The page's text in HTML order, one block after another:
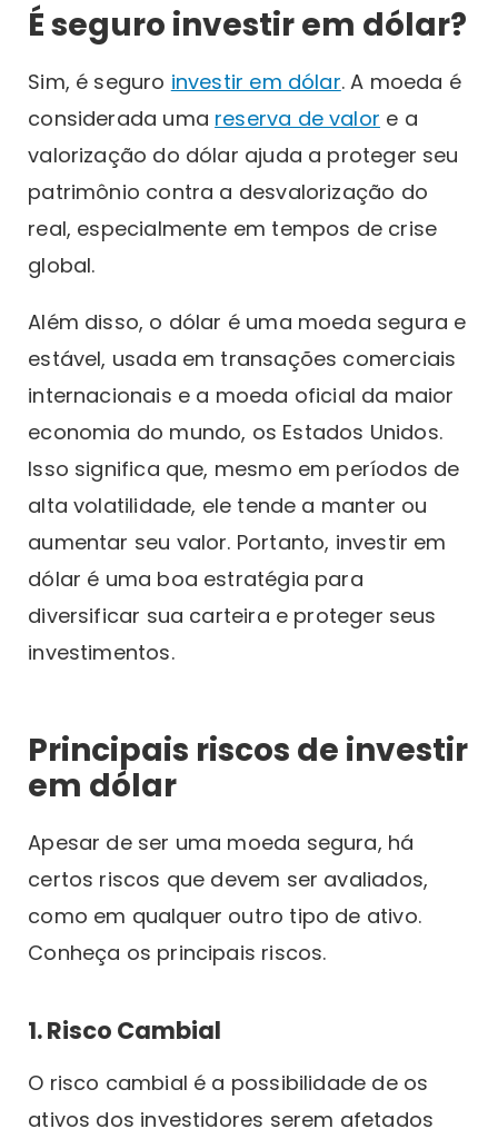
É seguro investir em dólar?
Sim, é seguro investir em dólar. A moeda é
considerada uma reserva de valor e a
valorização do dólar ajuda a proteger seu
patrimônio contra a desvalorização do
real, especialmente em tempos de crise
global.
Além disso, o dólar é uma moeda segura e
estável, usada em transações comerciais
internacionais e a moeda oficial da maior
economia do mundo, os Estados Unidos.
Isso significa que, mesmo em períodos de
alta volatilidade, ele tende a manter ou
aumentar seu valor. Portanto, investir em
dólar é uma boa estratégia para
diversificar sua carteira e proteger seus
investimentos.
Principais riscos de investir
em dólar
Apesar de ser uma moeda segura, há
certos riscos que devem ser avaliados,
como em qualquer outro tipo de ativo.
Conheça os principais riscos.
1. Risco Cambial
O risco cambial é a possibilidade de os
ativos dos investidores serem afetados